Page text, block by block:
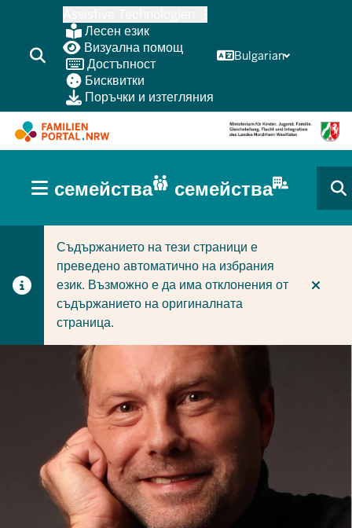
content
Лесен език
Визуална помощ
Достъпност
Бисквитки
Поръчки и изтегляния
Bulgarian
CURRENT SECTION ЗА СЕМЕЙСТВА
CURRENT SECTION ЗА ФИРМИ/ОБЩИНИ
(BÜRGERBEREICH
семейства семейства
Съдържанието на тези страници е
преведено автоматично на избрания
език. Възможно е да има отклонения от
съдържанието на оригиналната
страница.